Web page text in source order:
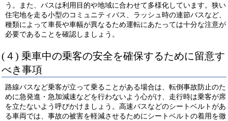
う。また、バスは利用目的や地域に合わせて多様化しています。狭い
住宅地を走る小型のコミュニティバス、ラッシュ時の連節バスなど、
種類によって車長や車幅が異なるため運転にあたっては十分な注意が
必要であることを確認しましょう。
(４) 乗車中の乗客の安全を確保するために留意す
べき事項
路線バスなど乗客が立って乗ることがある場合は、転倒事故防止のた
めに急発進・急加減速などを行わないよう心がけ、走行時は乗客が席
を立たないよう呼びかけましょう。高速バスなどのシートベルトがあ
る車両では、事故の被害を軽減させるためにシートベルトの着用を徹